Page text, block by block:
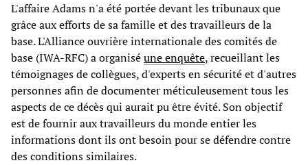
L'affaire Adams n'a été portée devant les tribunaux que
grâce aux efforts de sa famille et des travailleurs de la
base. L'Alliance ouvrière internationale des comités de
base (IWA-RFC) a organiséune enquête, recueillant les
témoignages de collègues, d'experts en sécurité et d'autres
personnes afin de documenter méticuleusement tous les
aspects de ce décès qui aurait pu être évité. Son objectif
est de fournir aux travailleurs du monde entier les
informations dont ils ont besoin pour se défendre contre
des conditions similaires.